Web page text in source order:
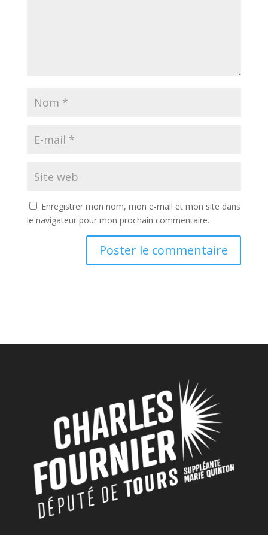
Enregistrer mon nom, mon e-mail et mon site dans
le navigateur pour mon prochain commentaire.